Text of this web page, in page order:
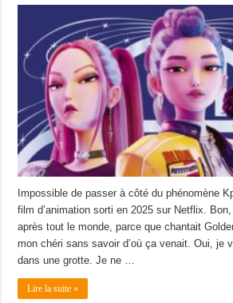
Impossible de passer à côté du phénomène
film d’animation sorti en 2025 sur Netflix.
après tout le monde, parce que chantait
mon chéri sans savoir d’où ça venait. Oui, je
dans une grotte. Je ne …
Lire la suite »